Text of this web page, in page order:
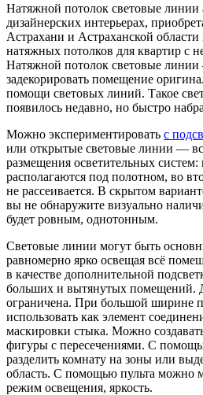
Натяжной потолок световые линии
дизайнерских интерьерах,
Астрахани и Астраханской
натяжных потолков для квартир с
Натяжной потолок световые линии
задекорировать помещение
помощи световых линий. Такое
появилось недавно, но быстро
Можно экспериментировать с
или открытые световые линии —
размещения осветительных
располагаются под полотном, во
не рассеивается. В скрытом
вы не обнаружите визуально
будет ровным, однотонным.
Световые линии могут быть
равномерно ярко освещая всё
в качестве дополнительной
больших и вытянутых помещений.
ограничена. При большой ширине
использовать как элемент
маскировки стыка. Можно
фигуры с пересечениями. С
разделить комнату на зоны или
область. С помощью пульта можно
режим освещения, яркость.